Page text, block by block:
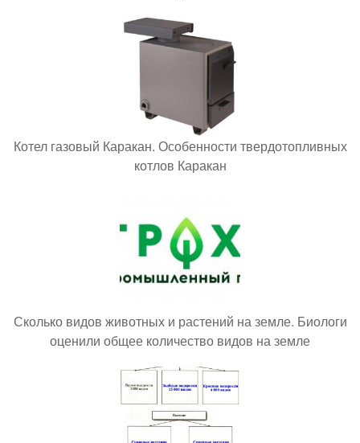
Котел газовый Каракан. Особенности твердотопливных
котлов Каракан
Сколько видов животных и растений на земле. Биологи
оценили общее количество видов на земле